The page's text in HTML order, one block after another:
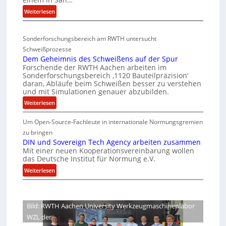
V
S
c
h
e
r
s
c
i
n
e
k
l
e
i
u
g
e
n
ff
z
i
e
a
r
i
G
l
e
n
z
w
i
r
e
a
V
i
P
r
e
Weiterlesen:
D
e
p
L
ü
b
e
r
n
m
t
M
i
x
l
Sonderforschungsbereich am RWTH untersucht
Schweißprozesse
Dem Geheimnis des Schweißens auf der Spur
Forschende der RWTH Aachen arbeiten im
Sonderforschungsbereich ‚1120 Bauteilpräzision‘
daran, Abläufe beim Schweißen besser zu verstehen
und mit Simulationen genauer abzubilden.
Weiterlesen:
D
e
G
e
h
e
i
i
s
Um Open-Source-Fachleute in internationale Normungsgremien
zu bringen
DIN und Sovereign Tech Agency arbeiten zusammen
Mit einer neuen Kooperationsvereinbarung wollen
das Deutsche Institut für Normung e.V.
Weiterlesen:
D
u
n
Bild: RWTH Aachen University Werkzeugmaschinenlabor
WZL der